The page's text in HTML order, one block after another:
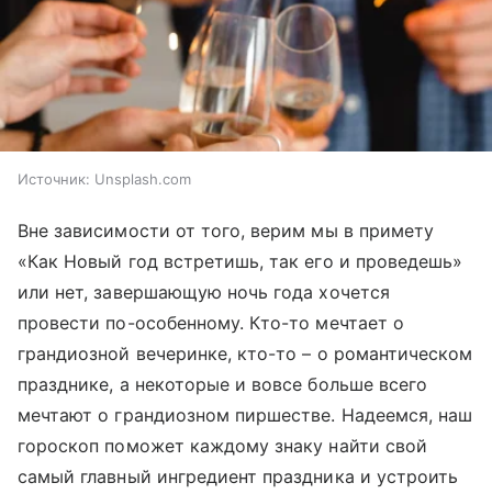
Источник: Unsplash.com
Вне зависимости от того, верим мы в примету
«Как Новый год встретишь, так его и проведешь»
или нет, завершающую ночь года хочется
провести по-особенному. Кто-то мечтает о
грандиозной вечеринке, кто-то – о романтическом
празднике, а некоторые и вовсе больше всего
мечтают о грандиозном пиршестве. Надеемся, наш
гороскоп поможет каждому знаку найти свой
самый главный ингредиент праздника и устроить